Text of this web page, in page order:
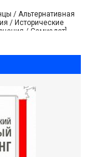
/ Альтернативная
/ Исторические
/ Самиздат]